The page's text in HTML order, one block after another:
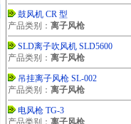
鼓风机 CR 型
产品类别： 离子风枪
SLD离子吹风机 SLD5600
产品类别： 离子风枪
吊挂离子风枪 SL-002
产品类别： 离子风枪
电风枪 TG-3
产品类别： 离子风枪